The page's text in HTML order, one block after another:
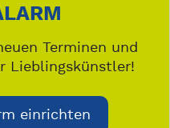
Terminen und
Lieblingskünstler!
einrichten